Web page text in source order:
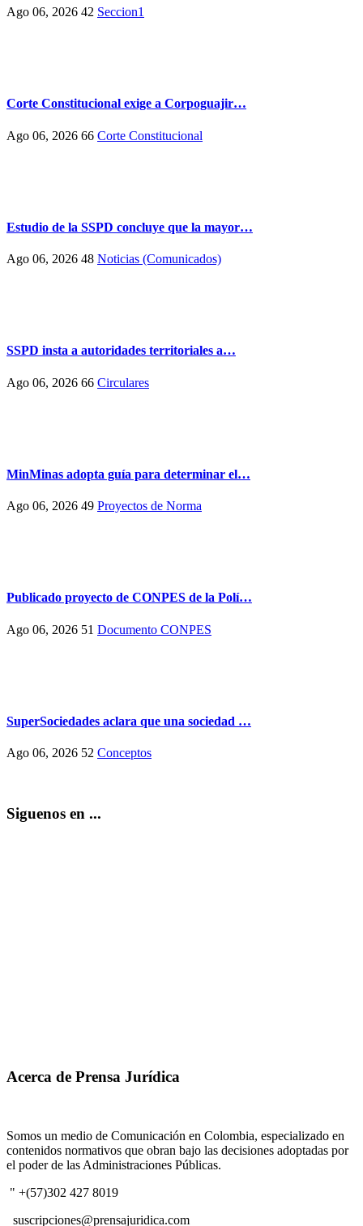
Ago 06, 2026 42 Seccion1
Corte Constitucional exige a Corpoguajir…
Ago 06, 2026 66 Corte Constitucional
Estudio de la SSPD concluye que la mayor…
Ago 06, 2026 48 Noticias (Comunicados)
SSPD insta a autoridades territoriales a…
Ago 06, 2026 66 Circulares
MinMinas adopta guía para determinar el…
Ago 06, 2026 49 Proyectos de Norma
Publicado proyecto de CONPES de la Polí…
Ago 06, 2026 51 Documento CONPES
SuperSociedades aclara que una sociedad …
Ago 06, 2026 52 Conceptos
Siguenos en ...
Acerca de Prensa Jurídica
Somos un medio de Comunicación en Colombia, especializado en
contenidos normativos que obran bajo las decisiones adoptadas por
el poder de las Administraciones Públicas.
" +(57)302 427 8019
suscripciones@prensajuridica.com